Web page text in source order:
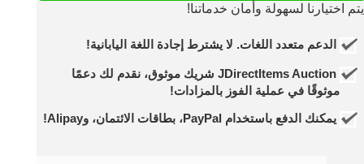
يتم اختيارنا لسهولة وأمان خدماتنا!
الدعم متعدد اللغات. لا يشترط إجادة اللغة اليابانية!
JDirectItems Auction شريك موثوق، نقدم لك دعمًا
موثوقًا في عملية الفوز بالمزادات!
يمكنك الدفع باستخدام PayPal، بطاقات الائتمان، وAlipay!